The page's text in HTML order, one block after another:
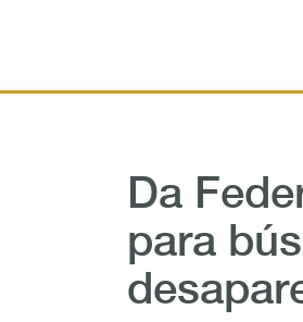
Da
para